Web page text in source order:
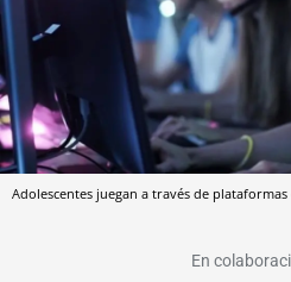
Adolescentes juegan a través de
En